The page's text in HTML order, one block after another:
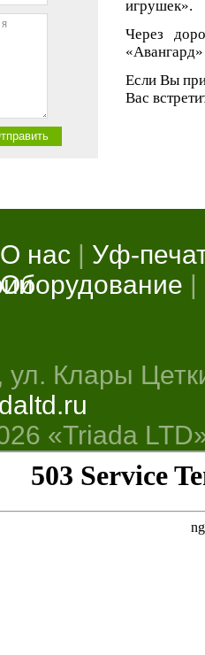
игрушек».
Через
Если Вы
Вас
О нас | Уф-
Оборудование |
ул. Клары
«Triada